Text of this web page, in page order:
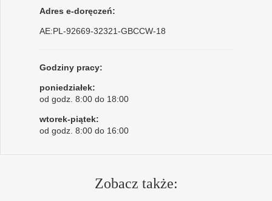
Adres e-doręczeń:
AE:PL-92669-32321-GBCCW-18
Godziny pracy:
poniedziałek:
od godz. 8:00 do 18:00
wtorek-piątek:
od godz. 8:00 do 16:00
Zobacz także: